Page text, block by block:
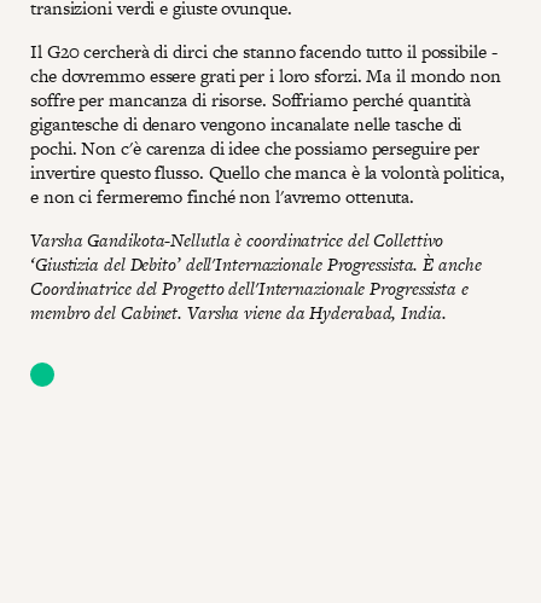
transizioni verdi e giuste ovunque.
Il G20 cercherà di dirci che stanno facendo tutto il possibile -
che dovremmo essere grati per i loro sforzi. Ma il mondo non
soffre per mancanza di risorse. Soffriamo perché quantità
gigantesche di denaro vengono incanalate nelle tasche di
pochi. Non c'è carenza di idee che possiamo perseguire per
invertire questo flusso. Quello che manca è la volontà politica,
e non ci fermeremo finché non l'avremo ottenuta.
Varsha Gandikota-Nellutla è coordinatrice del Collettivo
‘Giustizia del Debito’ dell'Internazionale Progressista. È anche
Coordinatrice del Progetto dell'Internazionale Progressista e
membro del Cabinet. Varsha viene da Hyderabad, India.